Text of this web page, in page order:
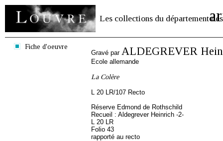
Les collections du département des
Fiche d'oeuvre
Gravé par ALDEGREVER
Ecole allemande
La Colère
L 20 LR/107 Recto
Réserve Edmond de Rothschild
Recueil : Aldegrever Heinrich -2-
L 20 LR
Folio 43
rapporté au recto